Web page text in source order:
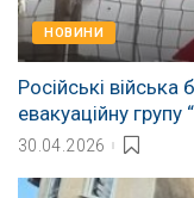
НОВИНИ
Російські
евакуаційну
30.04.2026